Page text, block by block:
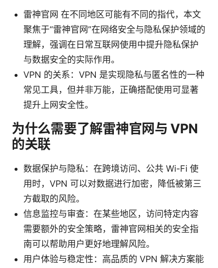
雷神官网 在不同地区可能有不同的指代，本文
聚焦于“雷神官网”在网络安全与隐私保护领域的
理解，强调在日常互联网使用中提升隐私保护
与数据安全的实际作用。
VPN 的关系：VPN 是实现隐私与匿名性的一种
常见工具，但并非万能，正确搭配使用可显著
提升上网安全性。
为什么需要了解雷神官网与 VPN
的关联
数据保护与隐私：在跨境访问、公共 Wi-Fi 使
用时，VPN 可以对数据进行加密，降低被第三
方截取的风险。
信息监控与审查：在某些地区，访问特定内容
需要额外的安全策略，雷神官网相关的安全指
南可以帮助用户更好地理解风险。
用户体验与稳定性：高品质的 VPN 解决方案能